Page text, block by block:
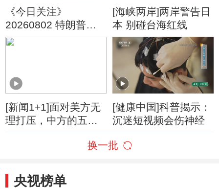
《今日关注》
20260802 特朗普叫
停“最大规模”打击 伊
[海峡两岸]两岸警告日
本 别碰台海红线
[新闻1+1]面对美方无
理打压，中方的五项
[健康中国]科普揭示：
沉迷短视频会伤神经
换一批
央视榜单